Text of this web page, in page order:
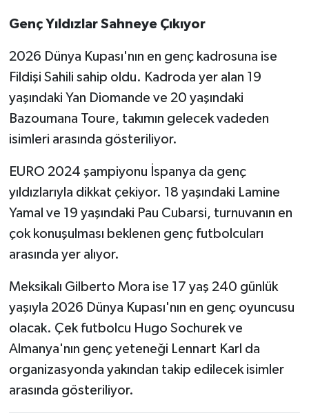
Genç Yıldızlar Sahneye Çıkıyor
2026 Dünya Kupası'nın en genç kadrosuna ise
Fildişi Sahili sahip oldu. Kadroda yer alan 19
yaşındaki Yan Diomande ve 20 yaşındaki
Bazoumana Toure, takımın gelecek vadeden
isimleri arasında gösteriliyor.
EURO 2024 şampiyonu İspanya da genç
yıldızlarıyla dikkat çekiyor. 18 yaşındaki Lamine
Yamal ve 19 yaşındaki Pau Cubarsi, turnuvanın en
çok konuşulması beklenen genç futbolcuları
arasında yer alıyor.
Meksikalı Gilberto Mora ise 17 yaş 240 günlük
yaşıyla 2026 Dünya Kupası'nın en genç oyuncusu
olacak. Çek futbolcu Hugo Sochurek ve
Almanya'nın genç yeteneği Lennart Karl da
organizasyonda yakından takip edilecek isimler
arasında gösteriliyor.